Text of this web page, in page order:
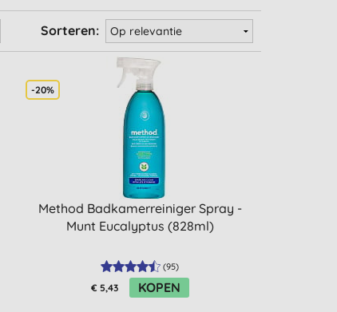
Sorteren:
-20%
Method Badkamerreiniger Spray -
Munt Eucalyptus (828ml)
(95)
€ 5,43 KOPEN